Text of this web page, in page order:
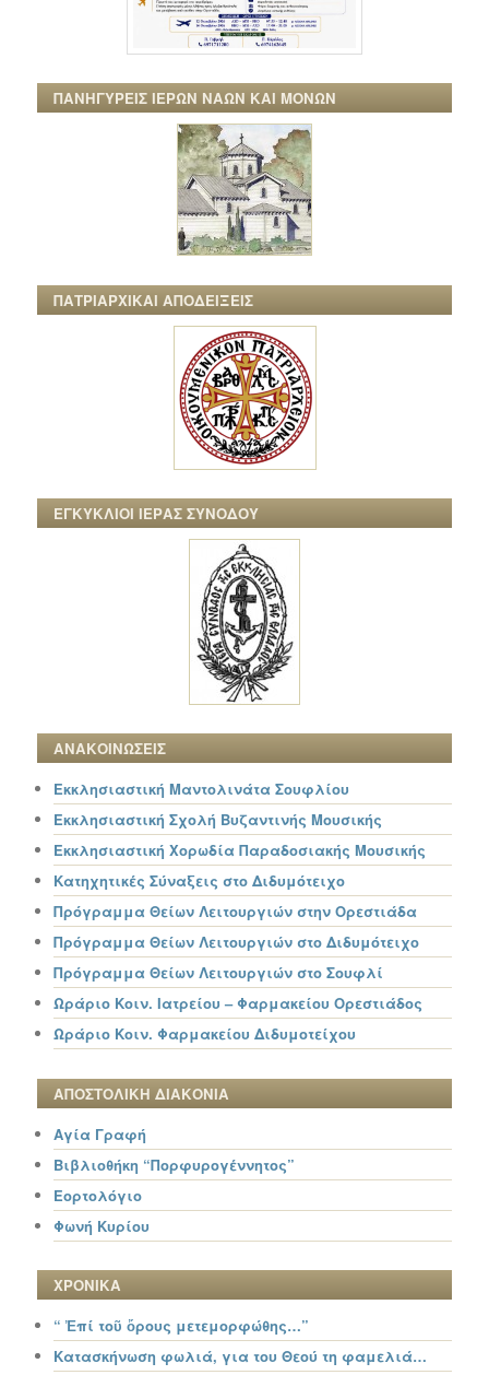
ΠΑΝΗΓΥΡΕΙΣ ΙΕΡΩΝ ΝΑΩΝ ΚΑΙ ΜΟΝΩΝ
ΠΑΤΡΙΑΡΧΙΚΑΙ ΑΠΟΔΕΙΞΕΙΣ
ΕΓΚΥΚΛΙΟΙ ΙΕΡΑΣ ΣΥΝΟΔΟΥ
ΑΝΑΚΟΙΝΩΣΕΙΣ
Εκκλησιαστική Μαντολινάτα Σουφλίου
Εκκλησιαστική Σχολή Βυζαντινής Μουσικής
Εκκλησιαστική Χορωδία Παραδοσιακής Μουσικής
Κατηχητικές Σύναξεις στο Διδυμότειχο
Πρόγραμμα Θείων Λειτουργιών στην Ορεστιάδα
Πρόγραμμα Θείων Λειτουργιών στο Διδυμότειχο
Πρόγραμμα Θείων Λειτουργιών στο Σουφλί
Ωράριο Κοιν. Ιατρείου – Φαρμακείου Ορεστιάδος
Ωράριο Κοιν. Φαρμακείου Διδυμοτείχου
ΑΠΟΣΤΟΛΙΚΗ ΔΙΑΚΟΝΙΑ
Αγία Γραφή
Βιβλιοθήκη “Πορφυρογέννητος”
Εορτολόγιο
Φωνή Κυρίου
ΧΡΟΝΙΚΑ
“ Ἐπί τοῦ ὄρους μετεμορφώθης…”
Κατασκήνωση φωλιά, για του Θεού τη φαμελιά…